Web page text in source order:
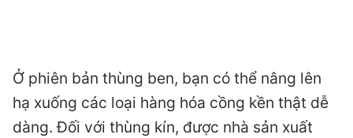
Ở phiên bản thùng ben, bạn có thể nâng lên
hạ xuống các loại hàng hóa cồng kền thật dễ
dàng. Đối với thùng kín, được nhà sản xuất